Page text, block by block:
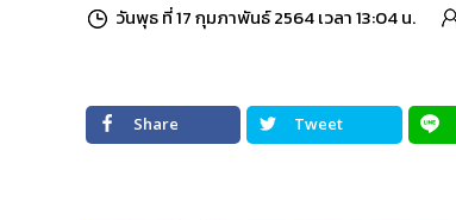
วันพุธ ที่ 17 กุมภาพันธ์ 2564 เวลา 13:04 น.
Share Tweet